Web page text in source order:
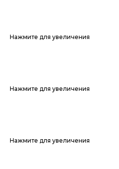
Нажмите для увеличения
Нажмите для увеличения
Нажмите для увеличения